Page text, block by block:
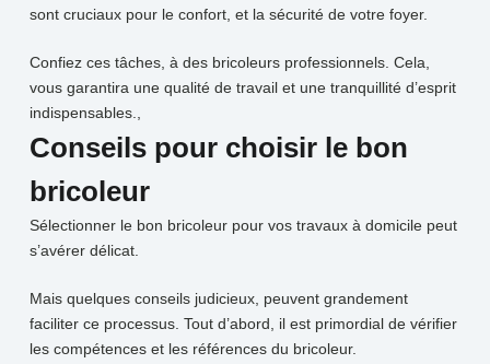
sont cruciaux pour le confort, et la sécurité de votre foyer.
Confiez ces tâches, à des bricoleurs professionnels. Cela,
vous garantira une qualité de travail et une tranquillité d’esprit
indispensables.,
Conseils pour choisir le bon
bricoleur
Sélectionner le bon bricoleur pour vos travaux à domicile peut
s’avérer délicat.
Mais quelques conseils judicieux, peuvent grandement
faciliter ce processus. Tout d’abord, il est primordial de vérifier
les compétences et les références du bricoleur.